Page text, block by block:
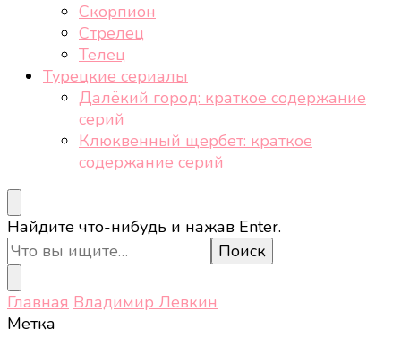
Скорпион
Стрелец
Телец
Турецкие сериалы
Далёкий город: краткое содержание
серий
Клюквенный щербет: краткое
содержание серий
Ищите
что-
то?
Найдите что-нибудь и нажав Enter.
Главная Владимир Левкин
Метка